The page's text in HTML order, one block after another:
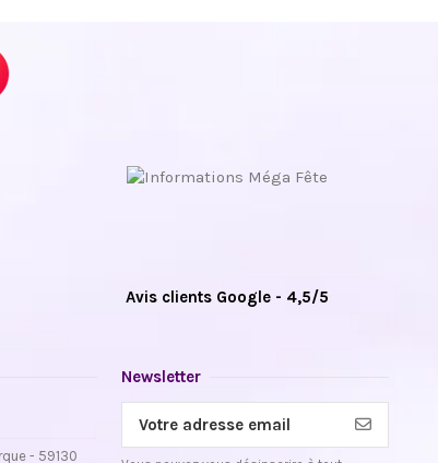
Avis clients Google - 4,5/5
- 59130
Newsletter